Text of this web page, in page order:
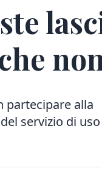
partecipare alla
servizio di